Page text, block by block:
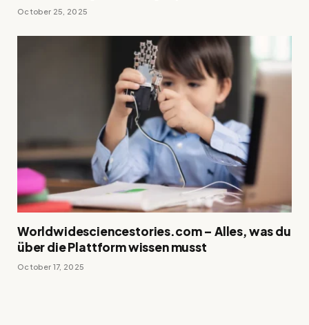
October 25, 2025
Worldwidesciencestories.com – Alles, was du
über die Plattform wissen musst
October 17, 2025